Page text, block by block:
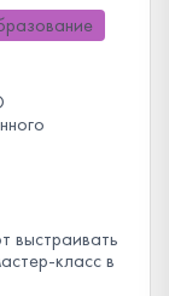
выстраивать
класс в